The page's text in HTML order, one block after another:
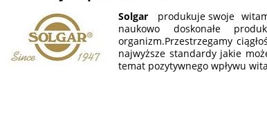
Solgar
produkuje swoje
naukowo doskonałe
organizm.Przestrzegamy
najwyższe standardy jakie
temat pozytywnego wpływu